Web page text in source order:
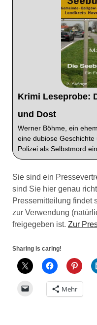
Krimi Leseprobe:
und Dost
Werner Böhme, ein
eine dubiose
Polizei als Selbstmord
Sie sind ein
sind Sie hier genau
Pressemitteilung findet
zur Verwendung
freigegeben ist. Zur
Sharing is caring!
Mehr